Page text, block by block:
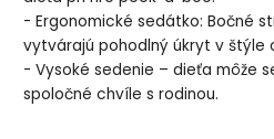
- Ergonomické sedátko: Bočné
vytvárajú pohodlný úkryt v štýle
- Vysoké sedenie – dieťa môže
spoločné chvíle s rodinou.